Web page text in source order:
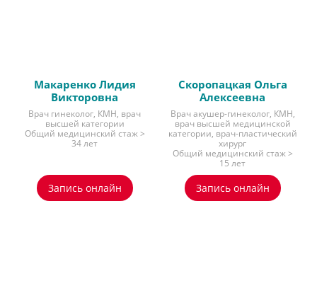
Макаренко Лидия
Викторовна
Врач гинеколог, КМН, врач
высшей категории
Общий медицинский стаж >
34 лет
Запись онлайн
Скоропацкая Ольга
Алексеевна
Врач акушер-гинеколог, КМН,
врач высшей медицинской
категории, врач-пластический
хирург
Общий медицинский стаж >
15 лет
Запись онлайн